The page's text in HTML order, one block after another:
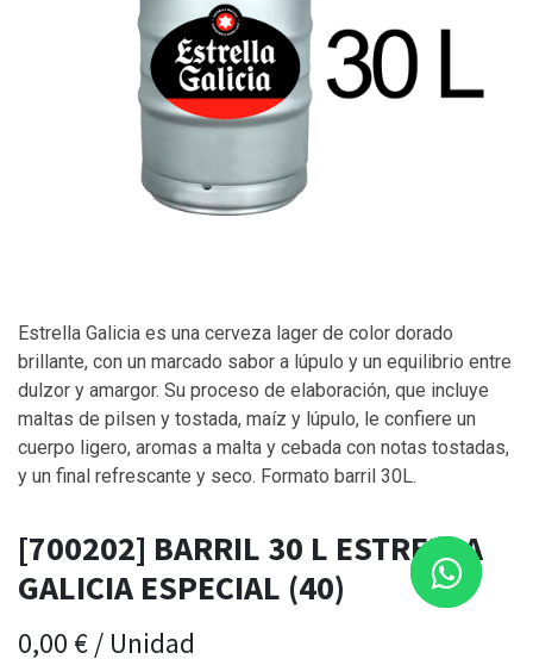
Estrella Galicia es una cerveza lager de color dorado
brillante, con un marcado sabor a lúpulo y un equilibrio entre
dulzor y amargor. Su proceso de elaboración, que incluye
maltas de pilsen y tostada, maíz y lúpulo, le confiere un
cuerpo ligero, aromas a malta y cebada con notas tostadas,
y un final refrescante y seco. Formato barril 30L.
[700202] BARRIL 30 L ESTRELLA
GALICIA ESPECIAL (40)
0,00 € / Unidad